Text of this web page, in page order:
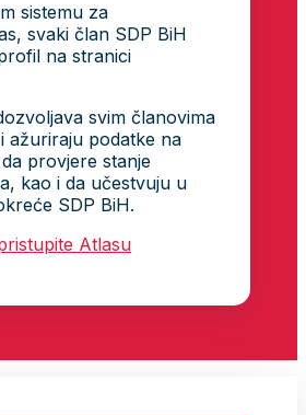
sistemu za
svaki član SDP BiH
na stranici
svim članovima
ažuriraju podatke na
provjere stanje
kao i da učestvuju u
SDP BiH.
Atlasu